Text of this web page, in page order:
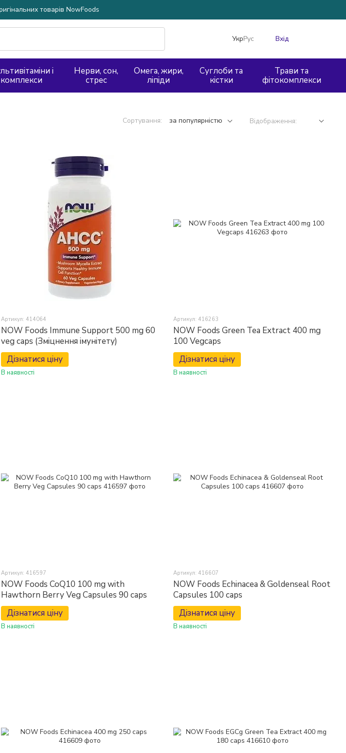
товарів NowFoods
УкрРус Вхід
і
комплекси
Нерви, сон,
стрес
Омега, жири,
ліпіди
Суглоби та
кістки
Трави та
фітокомплекси
Сортування: за популярністю Відображення:
Артикул: 414064
NOW Foods Immune Support 500 mg 60
veg caps (Зміцнення імунітету)
Дізнатися ціну
В наявності
Артикул: 416263
NOW Foods Green Tea Extract 400 mg
100 Vegcaps
Дізнатися ціну
В наявності
Артикул: 416597
NOW Foods CoQ10 100 mg with
Hawthorn Berry Veg Capsules 90 caps
Дізнатися ціну
В наявності
Артикул: 416607
NOW Foods Echinacea & Goldenseal Root
Capsules 100 caps
Дізнатися ціну
В наявності